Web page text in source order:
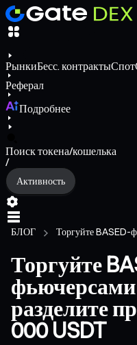
РынкиБесс. контрактыСпот
Реферал
Подробнее
Поиск токена/кошелька
/
Активность
БЛОГ Торгуйте BASED-
Торгуйте
фьючерсами
разделите
000 USDT